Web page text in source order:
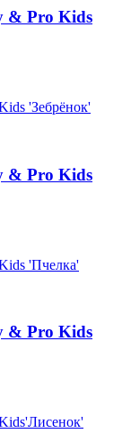
& Pro Kids
& Pro Kids
& Pro Kids